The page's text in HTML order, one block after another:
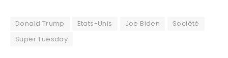
Donald Trump Etats-Unis Joe Biden
Société
Super Tuesday